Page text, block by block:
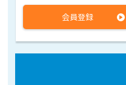
会員登録